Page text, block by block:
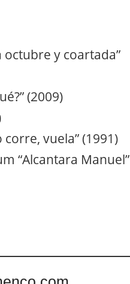
octubre y coartada”
(2009)
vuela” (1991)
“Alcantara Manuel”